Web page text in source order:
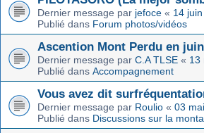
Dernier message par jefoce « 14
Publié dans Forum photos/vidéos
Ascention Mont Perdu en juin
Dernier message par C.A TLSE « 13
Publié dans Accompagnement
Vous avez dit
Dernier message par Roulio « 03
Publié dans Discussions sur la